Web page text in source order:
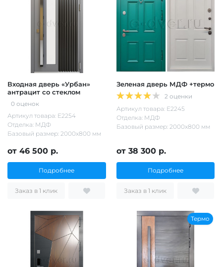
Входная дверь «Урбан»
антрацит со стеклом
0 оценок
Артикул товара: Е2254
Отделка: МДФ
Базовый размер: 2000х800 мм
от 46 500 р.
Подробнее
Заказ в 1 клик
Зеленая дверь МДФ +термо
2 оценки
Артикул товара: Е2245
Отделка: МДФ
Базовый размер: 2000х800 мм
от 38 300 р.
Подробнее
Заказ в 1 клик
Термо